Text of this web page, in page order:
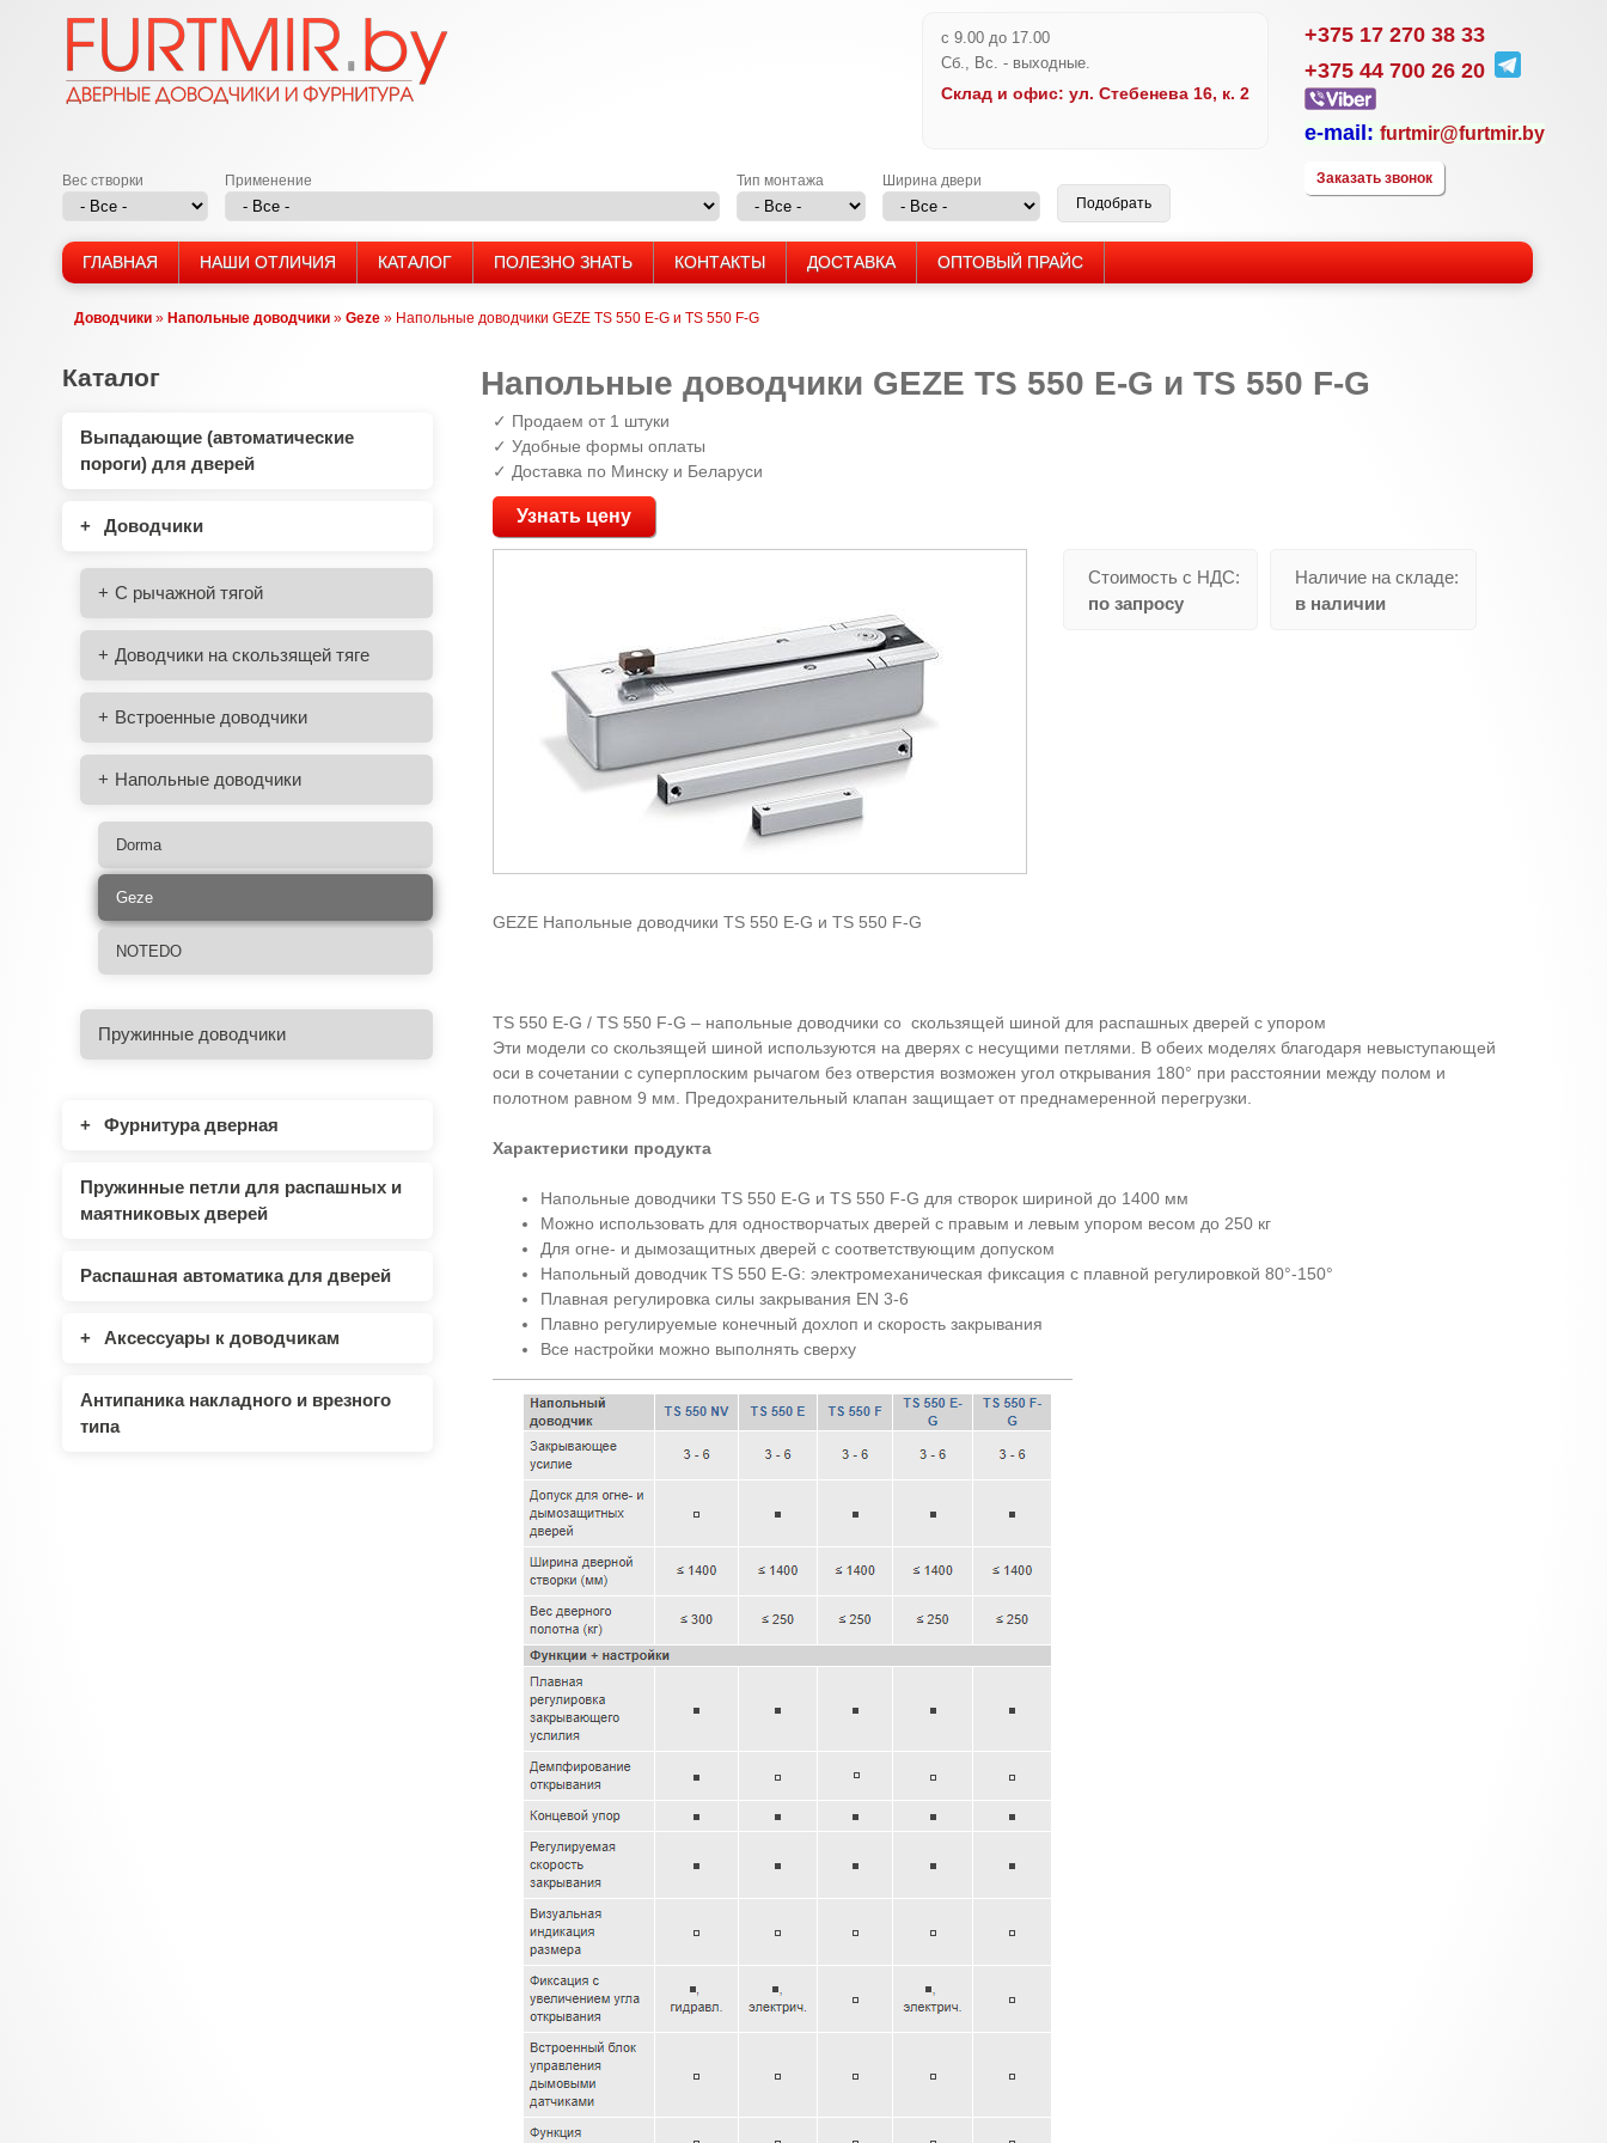
с 9.00 до 17.00
Сб., Вс. - выходные.
Cклад и офис: ул. Стебенева 16, к. 2
+375 17 270 38 33
+375 44 700 26 20
e-mail: furtmir@furtmir.by
Заказать звонок
Вес створки Применение Тип монтажа Ширина двери
М
н
ю
ГЛАВНАЯ НАШИ ОТЛИЧИЯ КАТАЛОГ ПОЛЕЗНО ЗНАТЬ КОНТАКТЫ ДОСТАВКА ОПТОВЫЙ ПРАЙС
здесь
Доводчики » Напольные доводчики » Geze » Напольные доводчики GEZE TS 550 E-G и TS 550 F-G
Напольные доводчики GEZE TS 550 E-G и TS 550 F-G
✓ Продаем от 1 штуки
✓ Удобные формы оплаты
✓ Доставка по Минску и Беларуси
Узнать цену
Стоимость с НДС:
по запросу
Наличие на складе:
в наличии
GEZE Напольные доводчики TS 550 E-G и TS 550 F-G
TS 550 E-G / TS 550 F-G – напольные доводчики со скользящей шиной для распашных дверей с упором
Эти модели со скользящей шиной используются на дверях с несущими петлями. В обеих моделях благодаря невыступающей
оси в сочетании с суперплоским рычагом без отверстия возможен угол открывания 180° при расстоянии между полом и
полотном равном 9 мм. Предохранительный клапан защищает от преднамеренной перегрузки.
Характеристики продукта
Напольные доводчики TS 550 E-G и TS 550 F-G для створок шириной до 1400 мм
Можно использовать для одностворчатых дверей с правым и левым упором весом до 250 кг
Для огне- и дымозащитных дверей с соответствующим допуском
Напольный доводчик TS 550 E-G: электромеханическая фиксация с плавной регулировкой 80°-150°
Плавная регулировка силы закрывания EN 3-6
Плавно регулируемые конечный дохлоп и скорость закрывания
Все настройки можно выполнять сверху
Каталог
Выпадающие (автоматические
пороги) для дверей
Доводчики
С рычажной тягой
Доводчики на скользящей тяге
Встроенные доводчики
Напольные доводчики
Dorma
Geze
NOTEDO
Пружинные доводчики
Фурнитура дверная
Пружинные петли для распашных и
маятниковых дверей
Распашная автоматика для дверей
Аксессуары к доводчикам
Антипаника накладного и врезного
типа